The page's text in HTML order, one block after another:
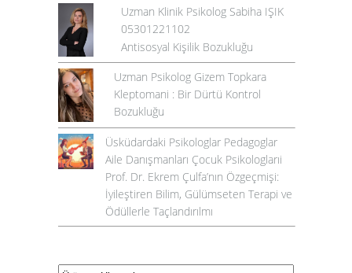
Uzman Klinik Psikolog Sabiha IŞIK
05301221102
Antisosyal Kişilik Bozukluğu
Uzman Psikolog Gizem Topkara
Kleptomani : Bir Dürtü Kontrol
Bozukluğu
Üsküdardaki Psikologlar Pedagoglar
Aile Danışmanları Çocuk Psikologlarıi
Prof. Dr. Ekrem Çulfa’nın Özgeçmişi:
İyileştiren Bilim, Gülümseten Terapi ve
Ödüllerle Taçlandırılmı